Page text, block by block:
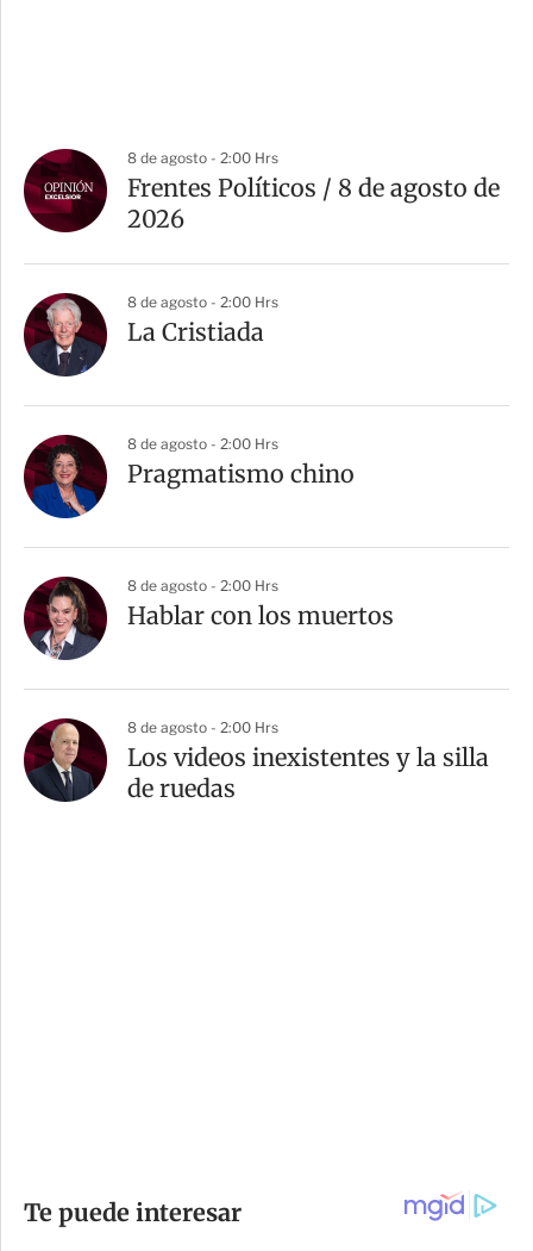
8 de agosto - 2:00 Hrs
Frentes Políticos / 8 de agosto de
2026
8 de agosto - 2:00 Hrs
La Cristiada
8 de agosto - 2:00 Hrs
Pragmatismo chino
8 de agosto - 2:00 Hrs
Hablar con los muertos
8 de agosto - 2:00 Hrs
Los videos inexistentes y la silla
de ruedas